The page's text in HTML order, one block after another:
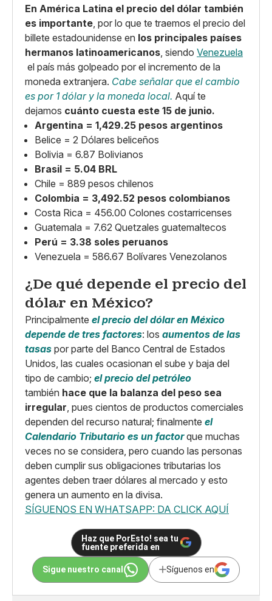
En América Latina el precio del dólar también
es importante , por lo que te traemos el precio del
billete estadounidense en los principales países
hermanos latinoamericanos , siendo Venezuela
el país más golpeado por el incremento de la
moneda extranjera. Cabe señalar que el cambio
es por 1 dólar y la moneda local. Aquí te
dejamos cuánto cuesta este 15 de junio.
Argentina = 1,429.25 pesos argentinos
Belice = 2 Dólares beliceños
Bolivia = 6.87 Bolivianos
Brasil = 5.04 BRL
Chile = 889 pesos chilenos
Colombia = 3,492.52 pesos colombianos
Costa Rica = 456.00 Colones costarricenses
Guatemala = 7.62 Quetzales guatemaltecos
Perú = 3.38 soles peruanos
Venezuela = 586.67 Bolívares Venezolanos
¿De qué depende el precio del
dólar en México?
Principalmente el precio del dólar en México
depende de tres factores: los aumentos de las
tasas por parte del Banco Central de Estados
Unidos, las cuales ocasionan el sube y baja del
tipo de cambio; el precio del petróleo
también hace que la balanza del peso sea
irregular , pues cientos de productos comerciales
dependen del recurso natural; finalmente el
Calendario Tributario es un factorque muchas
veces no se considera, pero cuando las personas
deben cumplir sus obligaciones tributarias los
agentes deben traer dólares al mercado y esto
genera un aumento en la divisa.
SÍGUENOS EN WHATSAPP: DA CLICK AQUÍ
Haz que PorEsto! sea tu
fuente preferida en
Sigue nuestro canal Síguenos en